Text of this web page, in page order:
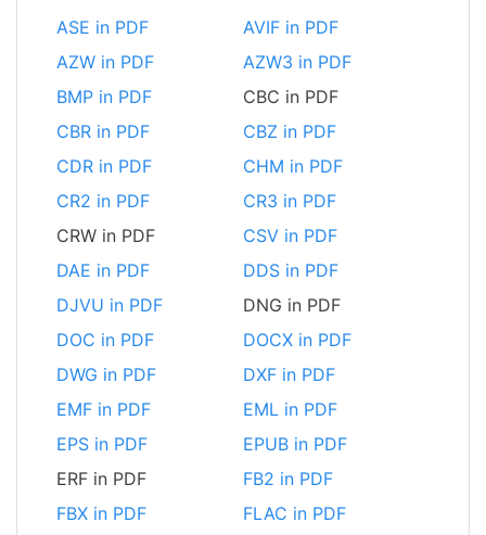
ASE in PDF
AVIF in PDF
AZW in PDF
AZW3 in PDF
BMP in PDF
CBC in PDF
CBR in PDF
CBZ in PDF
CDR in PDF
CHM in PDF
CR2 in PDF
CR3 in PDF
CRW in PDF
CSV in PDF
DAE in PDF
DDS in PDF
DJVU in PDF
DNG in PDF
DOC in PDF
DOCX in PDF
DWG in PDF
DXF in PDF
EMF in PDF
EML in PDF
EPS in PDF
EPUB in PDF
ERF in PDF
FB2 in PDF
FBX in PDF
FLAC in PDF